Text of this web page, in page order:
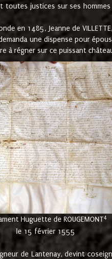
toutes justices sur ses
en 1485, Jeanne de
une dispense pour
régner sur ce puissant
Huguette de ROUGEMONT4
le 15 février 1555
de Lantenay, devint